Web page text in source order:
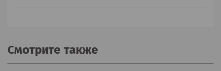
Смотрите также